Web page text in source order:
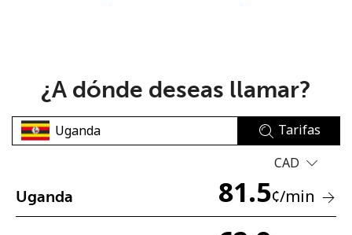
No se ha creado una contraseña
¿A dónde deseas llamar?
Tarifas
CAD
Uganda 81.5¢/min